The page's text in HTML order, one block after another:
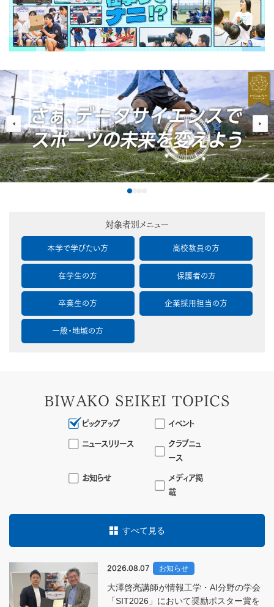
対象者別メニュー
本学で学びたい方 高校教員の方
在学生の方 保護者の方
卒業生の方 企業採用担当の方
一般・地域の方
BIWAKO SEIKEI TOPICS
ピックアップ イベント
ニュースリリース
クラブニュ
ース
お知らせ
メディア掲
載
すべて見る
2026.08.07 お知らせ
大澤啓亮講師が情報工学・AI分野の学会
「SIT2026」において奨励ポスター賞を